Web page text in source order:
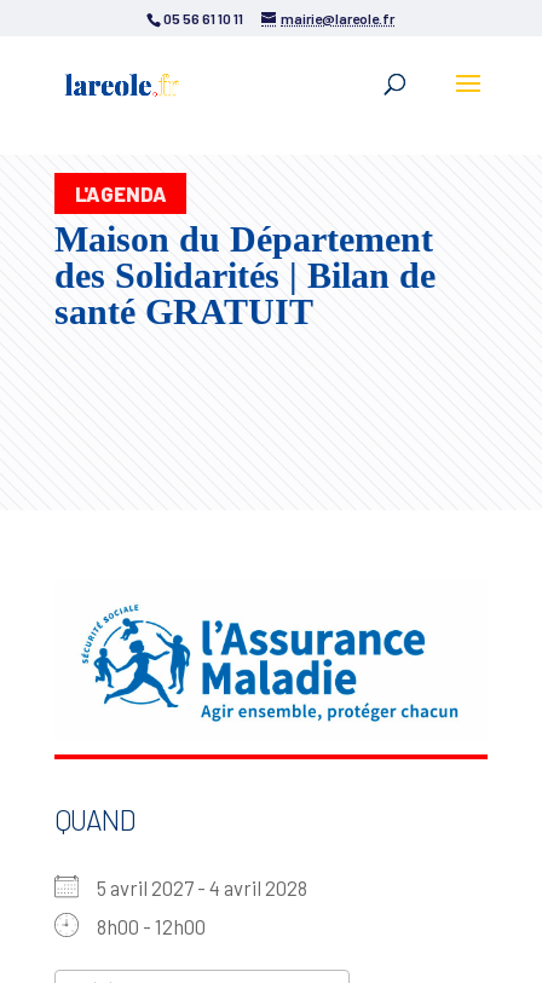
05 56 61 10 11 mairie@lareole.fr
L'AGENDA
Maison du Département
des Solidarités | Bilan de
santé GRATUIT
QUAND
5 avril 2027 - 4 avril 2028
8h00 - 12h00